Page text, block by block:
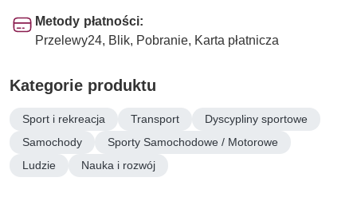
Metody płatności:
Przelewy24, Blik, Pobranie, Karta płatnicza
Kategorie produktu
Sport i rekreacja Transport
Dyscypliny sportowe
Samochody
Sporty Samochodowe / Motorowe
Ludzie
Nauka i rozwój